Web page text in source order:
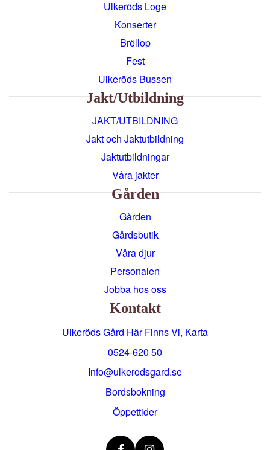
Ulkeröds Loge
Konserter
Bröllop
Fest
Ulkeröds Bussen
Jakt/utbildning
JAKT/UTBILDNING
Jakt och Jaktutbildning
Jaktutbildningar
Våra jakter
Gården
Gården
Gårdsbutik
Våra djur
Personalen
Jobba hos oss
Kontakt
Ulkeröds Gård Här Finns Vi, Karta
0524-620 50
info@ulkerodsgard.se
Bordsbokning
Öppettider